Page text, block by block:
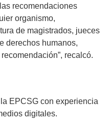
recomendaciones
organismo,
de magistrados, jueces
derechos humanos,
recalcó.
EPCSG con experiencia
digitales.